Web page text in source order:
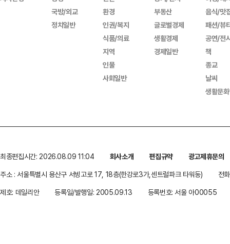
국방/외교
정치일반
환경
인권/복지
식품/의료
지역
인물
사회일반
부동산
글로벌경제
생활경제
경제일반
음식/맛
패션/뷰
공연/전
책
종교
날씨
생활문
최종편집시간: 2026.08.09 11:04 회사소개 편집규약
광고제휴문의
주소 : 서울특별시 용산구 서빙고로 17, 18층(한강로3가,센트럴파크 타워동)
전
제호: 데일리안
등록일/발행일: 2005.09.13 등록번호: 서울 아00055